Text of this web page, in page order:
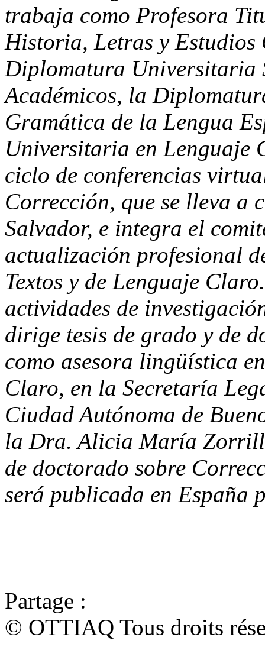
trabaja como Profesora
Historia, Letras y
Diplomatura Universitaria
Académicos, la
Gramática de la Lengua
Universitaria en Lenguaje
ciclo de conferencias
Corrección, que se lleva a
Salvador, e integra el
actualización profesional
Textos y de Lenguaje
actividades de
dirige tesis de grado y de
como asesora lingüística
Claro, en la Secretaría
Ciudad Autónoma de
la Dra. Alicia María
de doctorado sobre
será publicada en España
Partage :
© OTTIAQ Tous droits